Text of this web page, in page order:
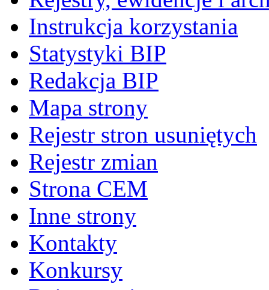
Instrukcja korzystania
Statystyki BIP
Redakcja BIP
Mapa strony
Rejestr stron usuniętych
Rejestr zmian
Strona CEM
Inne strony
Kontakty
Konkursy